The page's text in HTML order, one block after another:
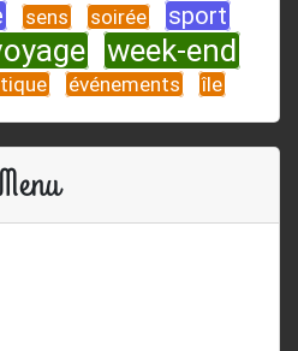
sens soirée
sport
week-end
événements île